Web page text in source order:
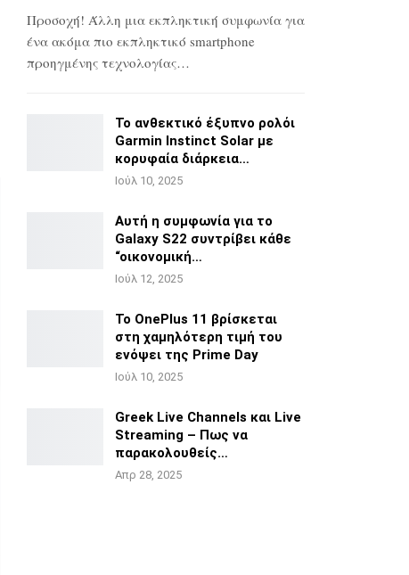
Προσοχή! Άλλη μια εκπληκτική συμφωνία για
ένα ακόμα πιο εκπληκτικό smartphone
προηγμένης τεχνολογίας…
Το ανθεκτικό έξυπνο ρολόι
Garmin Instinct Solar με
κορυφαία διάρκεια…
Ιούλ 10, 2025
Αυτή η συμφωνία για το
Galaxy S22 συντρίβει κάθε
“οικονομική…
Ιούλ 12, 2025
Το OnePlus 11 βρίσκεται
στη χαμηλότερη τιμή του
ενόψει της Prime Day
Ιούλ 10, 2025
Greek Live Channels και Live
Streaming – Πως να
παρακολουθείς…
Απρ 28, 2025